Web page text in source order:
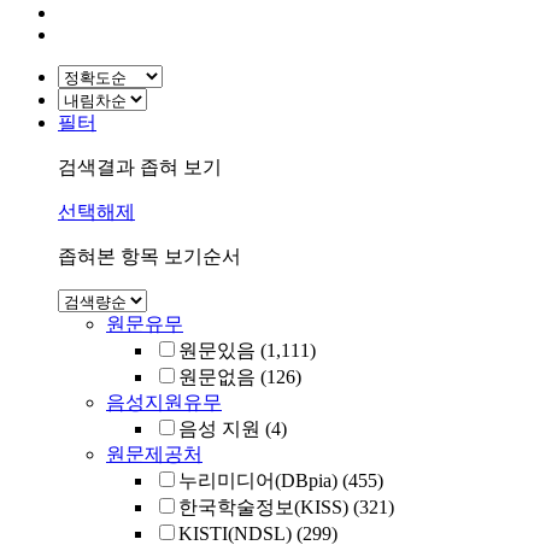
필터
검색결과 좁혀 보기
선택해제
좁혀본 항목 보기순서
원문유무
원문있음 (1,111)
원문없음 (126)
음성지원유무
음성 지원 (4)
원문제공처
누리미디어(DBpia) (455)
한국학술정보(KISS) (321)
KISTI(NDSL) (299)